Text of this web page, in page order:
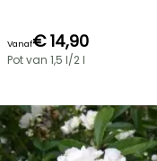
Vanaf€ 14,90
Pot van 1,5 l/2 l